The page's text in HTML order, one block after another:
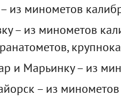
из минометов
– из минометов
и Марьинку – из
– из